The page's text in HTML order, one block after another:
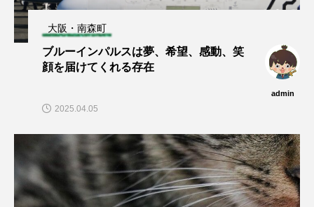
大阪・南森町
ブルーインパルスは夢、希望、感動、笑
顔を届けてくれる存在
admin
2025.04.05